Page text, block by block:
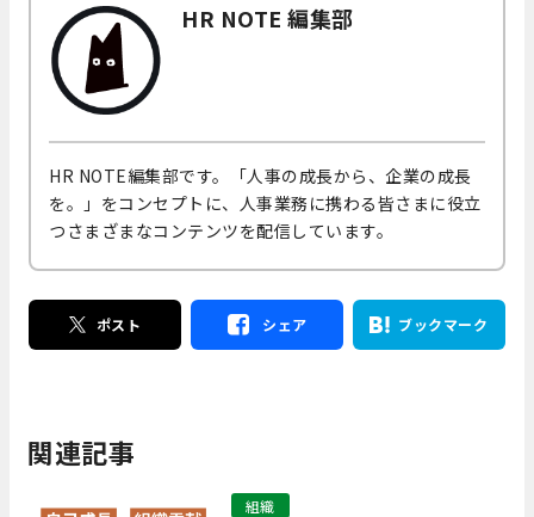
HR NOTE 編集部
HR NOTE編集部です。「人事の成長から、企業の成長
を。」をコンセプトに、人事業務に携わる皆さまに役立
つさまざまなコンテンツを配信しています。
ポスト シェア ブックマーク
関連記事
組織